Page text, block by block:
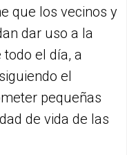
que los vecinos y
dar uso a la
el día, a
el
pequeñas
de vida de las